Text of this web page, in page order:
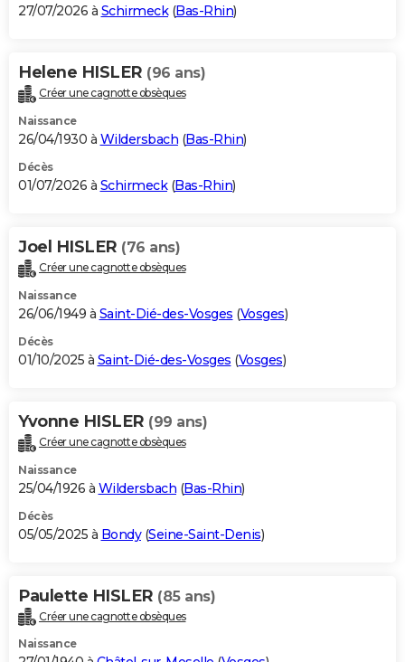
BONS PLANS
Carte de Noël
Carte Bonne année
Carte Saint-Valentin
Carte Pâques
Carte d'anniversaire
DICTIONNAIRE
Dictionnaire
Biographies
Citations
Expressions
Proverbes
PROGRAMME TV
S'inscrire
Se connecter
Lycées
Collèges
Primaires
Universités
Entreprises
Service militaire
Avis de recherche
AVIS DE DÉCÈS
Bricolage
Lifestyle
Culture
Sport
Auto
Television
Voyage
Cinema
27/07/2026 à Schirmeck(Bas-Rhin)
Helene HISLER (96 ans)
Créer une cagnotte obsèques
Naissance
26/04/1930 à Wildersbach (Bas-Rhin)
Décès
01/07/2026 à Schirmeck(Bas-Rhin)
Joel HISLER (76 ans)
Créer une cagnotte obsèques
Naissance
26/06/1949 à Saint-Dié-des-Vosges (Vosges)
Décès
01/10/2025 à Saint-Dié-des-Vosges (Vosges)
Yvonne HISLER (99 ans)
Créer une cagnotte obsèques
Naissance
25/04/1926 à Wildersbach (Bas-Rhin)
Décès
05/05/2025 à Bondy(Seine-Saint-Denis)
Paulette HISLER (85 ans)
Créer une cagnotte obsèques
Naissance